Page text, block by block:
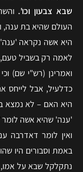
שבא צבעון וכו'.
העולם שהיא בת ענה,
היא אשה נקראה 'ענה'
לאמה רק בשביל
ואמרינן (רש"י שם)
כדלעיל, אבל לייחס
היא האם – לא נמצא
'ענה' שהיא אשה
ואין לומר דאדרבה
באמת וסבורים היו
נתקלקל שבא על אמו,